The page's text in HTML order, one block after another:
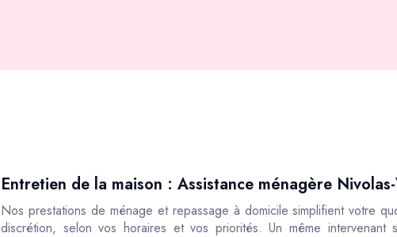
Entretien de la maison : Assistance ménagère
Nos prestations de ménage et repassage à domicile simplifient votre
discrétion, selon vos horaires et vos priorités. Un même